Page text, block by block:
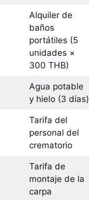
Alquiler de
baños
portátiles (5
unidades ×
300 THB)
Agua potable
y hielo (3 días)
Tarifa del
personal del
crematorio
Tarifa de
montaje de la
carpa